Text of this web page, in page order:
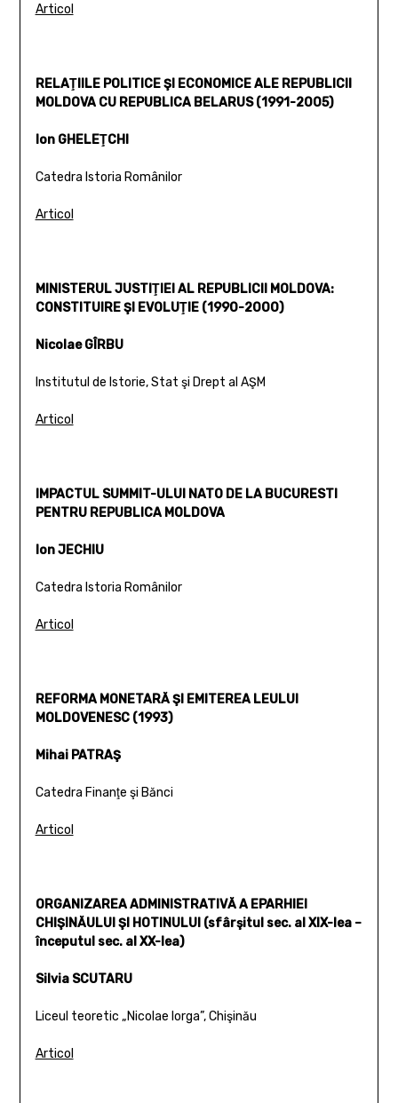
Articol
RELAŢIILE POLITICE ŞI ECONOMICE ALE REPUBLICII
MOLDOVA CU REPUBLICA BELARUS (1991-2005)
Ion GHELEŢCHI
Catedra Istoria Românilor
Articol
MINISTERUL JUSTIŢIEI AL REPUBLICII MOLDOVA:
CONSTITUIRE ŞI EVOLUŢIE (1990-2000)
Nicolae GÎRBU
Institutul de Istorie, Stat şi Drept al AŞM
Articol
IMPACTUL SUMMIT-ULUI NATO DE LA BUCURESTI
PENTRU REPUBLICA MOLDOVA
Ion JECHIU
Catedra Istoria Românilor
Articol
REFORMA MONETARĂ ŞI EMITEREA LEULUI
MOLDOVENESC (1993)
Mihai PATRAŞ
Catedra Finanţe şi Bănci
Articol
ORGANIZAREA ADMINISTRATIVĂ A EPARHIEI
CHIŞINĂULUI ŞI HOTINULUI (sfârşitul sec. al XIX-lea –
începutul sec. al XX-lea)
Silvia SCUTARU
Liceul teoretic „Nicolae Iorga”, Chişinău
Articol